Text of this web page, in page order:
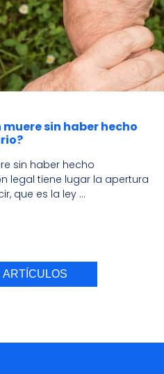
sin haber hecho
sin haber hecho
legal tiene lugar la apertura
que es la ley ...